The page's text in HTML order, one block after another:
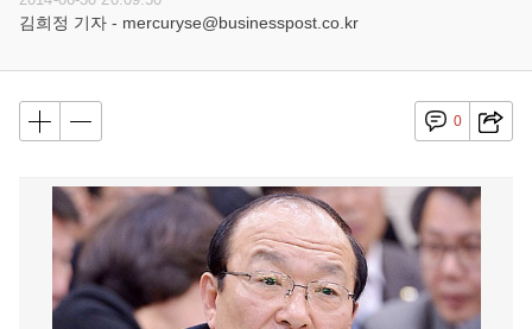
김희정 기자 - mercuryse@businesspost.co.kr
0